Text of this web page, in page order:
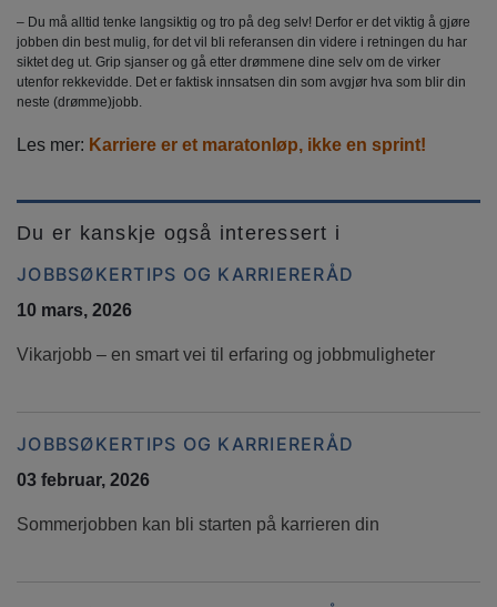
– Du må alltid tenke langsiktig og tro på deg selv! Derfor er det viktig å gjøre
jobben din best mulig, for det vil bli referansen din videre i retningen du har
siktet deg ut. Grip sjanser og gå etter drømmene dine selv om de virker
utenfor rekkevidde. Det er faktisk innsatsen din som avgjør hva som blir din
neste (drømme)jobb.
Les mer: Karriere er et maratonløp, ikke en sprint!
Du er kanskje også interessert i
JOBBSØKERTIPS OG KARRIERERÅD
10 mars, 2026
Vikarjobb – en smart vei til erfaring og jobbmuligheter
JOBBSØKERTIPS OG KARRIERERÅD
03 februar, 2026
Sommerjobben kan bli starten på karrieren din